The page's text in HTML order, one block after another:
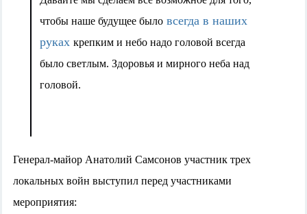
чтобы наше будущее было всегда в наших
руках крепким и небо надо головой всегда
было светлым. Здоровья и мирного неба над
головой.
Генерал-майор Анатолий Самсонов участник трех
локальных войн выступил перед участниками
мероприятия: